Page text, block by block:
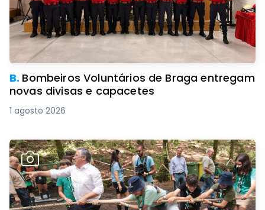
B. Bombeiros Voluntários de Braga entregam
novas divisas e capacetes
1 agosto 2026